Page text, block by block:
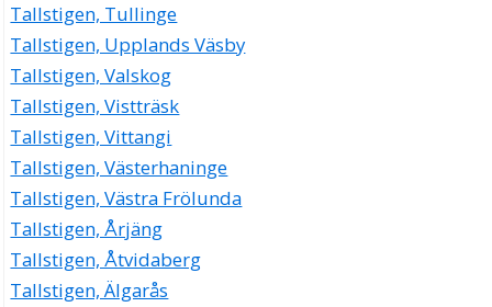
Tallstigen, Tullinge
Tallstigen, Upplands Väsby
Tallstigen, Valskog
Tallstigen, Vistträsk
Tallstigen, Vittangi
Tallstigen, Västerhaninge
Tallstigen, Västra Frölunda
Tallstigen, Årjäng
Tallstigen, Åtvidaberg
Tallstigen, Älgarås